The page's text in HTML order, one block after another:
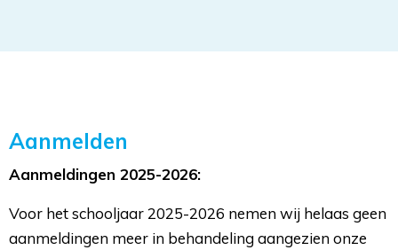
Aanmelden
Aanmeldingen 2025-2026:
Voor het schooljaar 2025-2026 nemen wij helaas geen
aanmeldingen meer in behandeling aangezien onze